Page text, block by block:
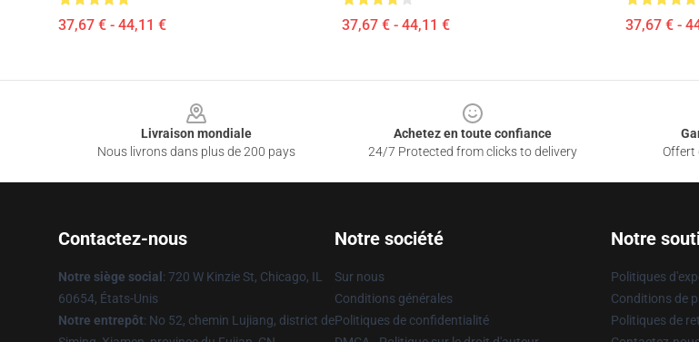
37,67 € - 44,11 € 37,67 € - 44,11 € 37,67 € -
Livraison mondiale
Nous livrons dans plus de 200 pays
Achetez en toute confiance
24/7 Protected from clicks to delivery
Offert
Contactez-nous
Notre siège social : 720 W Kinzie St, Chicago, IL
60654, États-Unis
Notre entrepôt: No 52, chemin Lujiang, district de
Notre société
Sur nous
Conditions générales
Politiques de confidentialité
Notre
Politiques
Conditions de
Politiques de